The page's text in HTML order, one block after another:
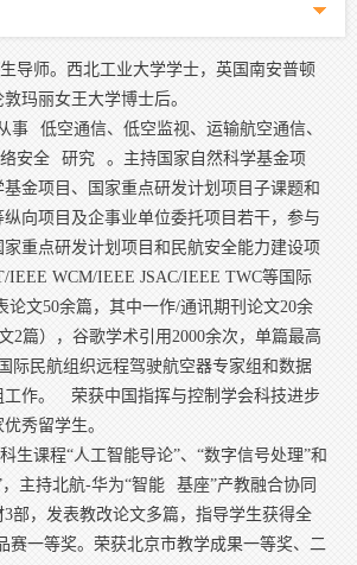
导师。西北工业大学学士，英国南安普顿
玛丽女王大学博士后。
事
低空通信、低空监视、运输航空通信、
安全 研究
。主持国家自然科学基金项
基金项目、国家重点研发计划项目子课题和
向项目及企事业单位委托项目若干，参与
重点研发计划项目和民航安全能力建设项
IEEE WCM/IEEE JSAC/IEEE TWC等国际
论文50余篇，其中一作/通讯期刊论文20余
2篇），谷歌学术引用2000余次，单篇最高
际民航组织远程驾驶航空器专家组和数据
作。
荣获中国指挥与控制学会科技进步
秀留学生。
生课程“人工智能导论”、“数字信号处理”和
主持北航-华为“智能
基座”产教融合协同
部，发表教改论文多篇，指导学生获得全
赛一等奖。荣获北京市教学成果一等奖、二